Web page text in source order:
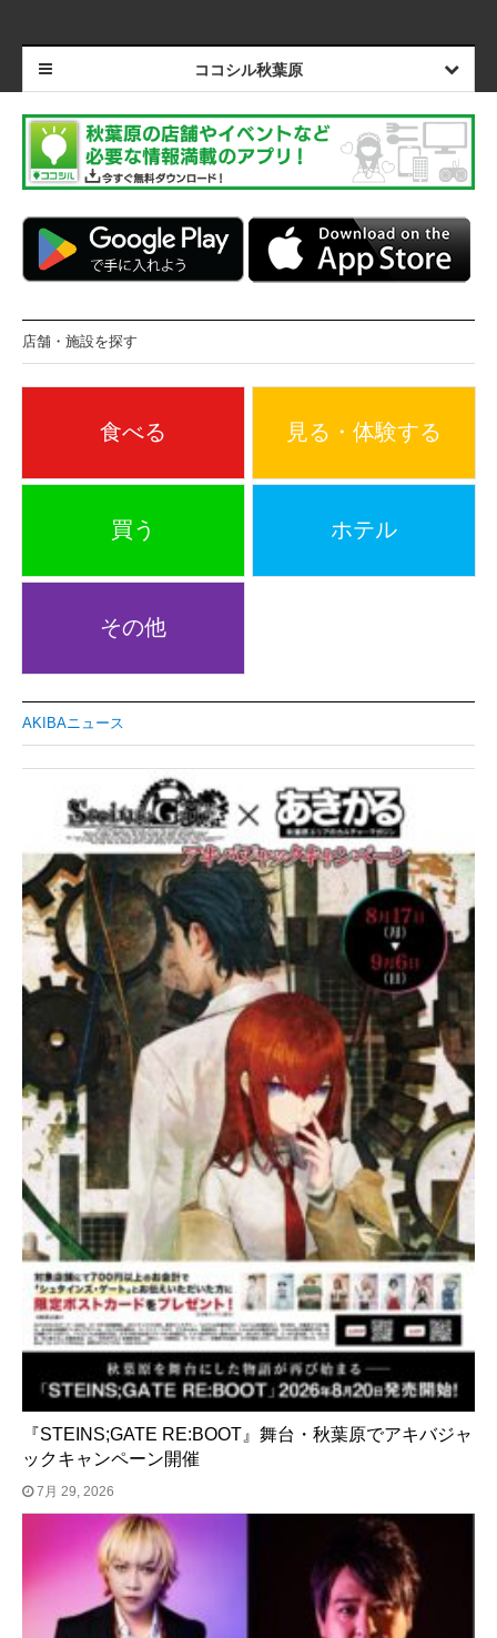
ココシル秋葉原
店舗・施設を探す
食べる 見る・体験する
買う ホテル
その他
AKIBAニュース
『STEINS;GATE RE:BOOT』舞台・秋葉原でアキバジャ
ックキャンペーン開催
7月 29, 2026